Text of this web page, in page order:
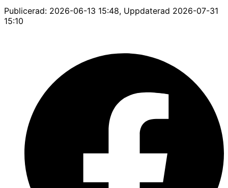
Publicerad: 2026-06-13 15:48, Uppdaterad 2026-07-31
15:10